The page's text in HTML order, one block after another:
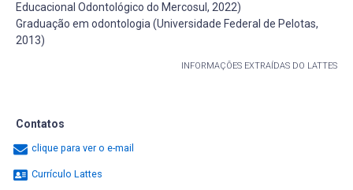
Educacional Odontológico do Mercosul, 2022)
Graduação em odontologia (Universidade Federal de Pelotas,
2013)
INFORMAÇÕES EXTRAÍDAS DO LATTES
Contatos
clique para ver o e-mail
Currículo Lattes